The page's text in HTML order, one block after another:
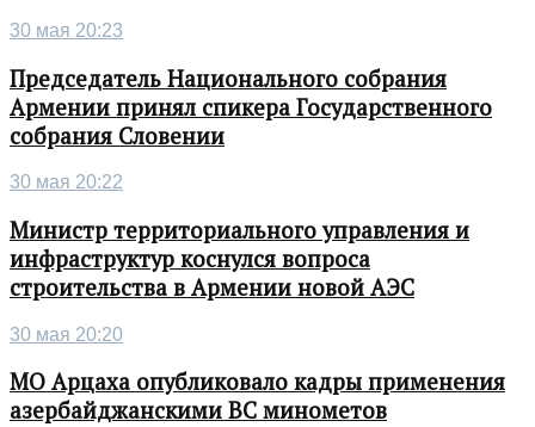
30 мая 20:23
Председатель Национального собрания
Армении принял спикера Государственного
собрания Словении
30 мая 20:22
Министр территориального управления и
инфраструктур коснулся вопроса
строительства в Армении новой АЭС
30 мая 20:20
МО Арцаха опубликовало кадры применения
азербайджанскими ВС минометов